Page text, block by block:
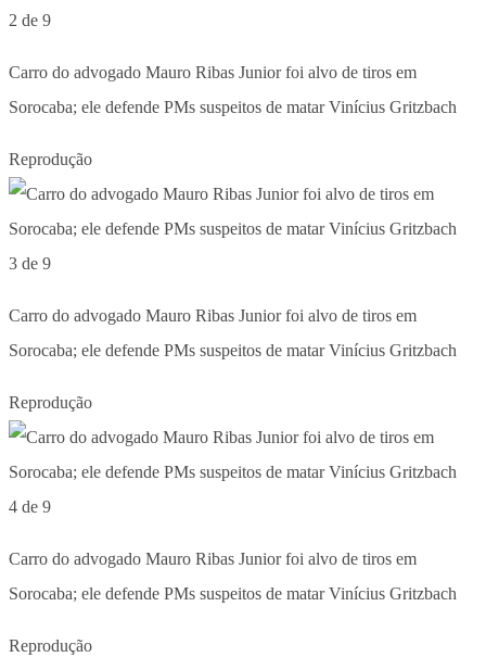
2 de 9
Carro do advogado Mauro Ribas Junior foi alvo de tiros em
Sorocaba; ele defende PMs suspeitos de matar Vinícius Gritzbach
Reprodução
3 de 9
Carro do advogado Mauro Ribas Junior foi alvo de tiros em
Sorocaba; ele defende PMs suspeitos de matar Vinícius Gritzbach
Reprodução
4 de 9
Carro do advogado Mauro Ribas Junior foi alvo de tiros em
Sorocaba; ele defende PMs suspeitos de matar Vinícius Gritzbach
Reprodução